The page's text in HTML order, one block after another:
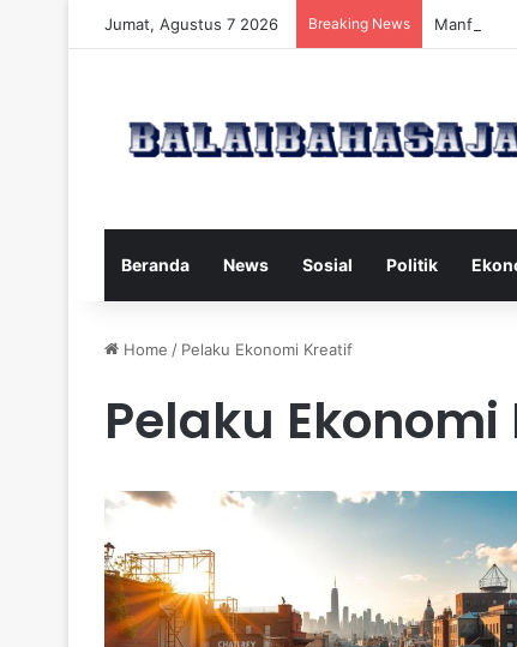
Jumat, Agustus 7 2026 Breaking News Manfaat
Beranda News Sosial Politik
Home / Pelaku Ekonomi Kreatif
Pelaku